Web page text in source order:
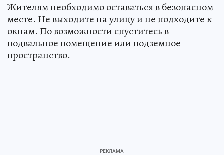
Жителям необходимо оставаться в безопасном
месте. Не выходите на улицу и не подходите к
окнам. По возможности спуститесь в
подвальное помещение или подземное
пространство.